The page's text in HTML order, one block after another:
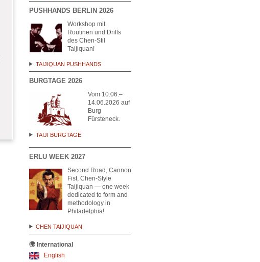
PUSHHANDS BERLIN 2026
Workshop mit
Routinen und Drills
des Chen-Stil
Taijiquan!
TAIJIQUAN PUSHHANDS
BURGTAGE 2026
Vom 10.06.–
14.06.2026 auf
Burg
Fürsteneck.
TAIJI BURGTAGE
ERLU WEEK 2027
Second Road, Cannon
Fist, Chen-Style
Taijiquan — one week
dedicated to form and
methodology in
Philadelphia!
CHEN TAIJIQUAN
🌍 International
English